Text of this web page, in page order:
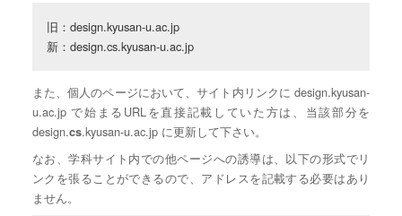
旧：design.kyusan-u.ac.jp
新：design.cs.kyusan-u.ac.jp
また、個人のページにおいて、サイト内リンクに design.kyusan-
u.ac.jp で始まるURLを直接記載していた方は、当該部分を
design.cs.kyusan-u.ac.jp に更新して下さい。
なお、学科サイト内での他ページへの誘導は、以下の形式でリ
ンクを張ることができるので、アドレスを記載する必要はあり
ません。